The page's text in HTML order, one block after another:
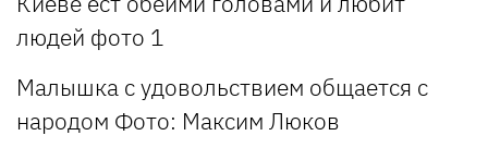
Малышка с удовольствием общается с
народом Фото: Максим Люков